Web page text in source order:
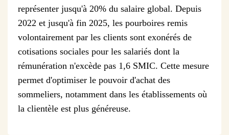
représenter jusqu'à 20% du salaire global. Depuis
2022 et jusqu'à fin 2025, les pourboires remis
volontairement par les clients sont exonérés de
cotisations sociales pour les salariés dont la
rémunération n'excède pas 1,6 SMIC. Cette mesure
permet d'optimiser le pouvoir d'achat des
sommeliers, notamment dans les établissements où
la clientèle est plus généreuse.